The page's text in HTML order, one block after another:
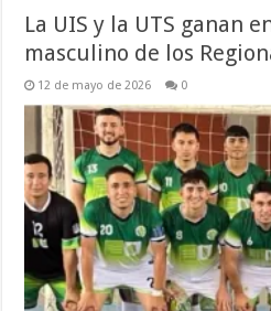
La UIS y la UTS ganan
masculino de los
12 de mayo de 2026 0